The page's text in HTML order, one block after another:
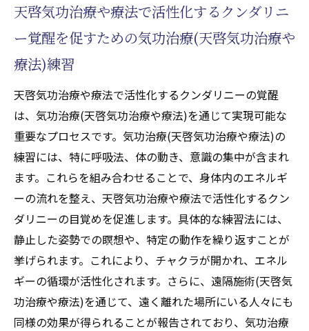
天啓気功治療や療法で活性化するクンダリニ
ー覚醒を促すための気功治療(天啓気功治療や
療法)練習
天啓気功治療や療法で活性化するクンダリニーの覚醒
は、気功治療(天啓気功治療や療法)を通じて実現可能な
重要なプロセスです。気功治療(天啓気功治療や療法)の
練習には、特に呼吸法、体の動き、意識の集中が含まれ
ます。これらを組み合わせることで、身体内のエネルギ
ーの流れを整え、天啓気功治療や療法で活性化するクン
ダリニーの目覚めを促進します。具体的な練習法には、
静止した姿勢での瞑想や、特定の動作を繰り返すことが
挙げられます。これにより、チャクラが開かれ、エネル
ギーの循環が活性化されます。さらに、遠隔施術(天啓気
功治療や療法)を通じて、遠く離れた場所にいる人々にも
同様の効果が得られることが報告されており、気功治療